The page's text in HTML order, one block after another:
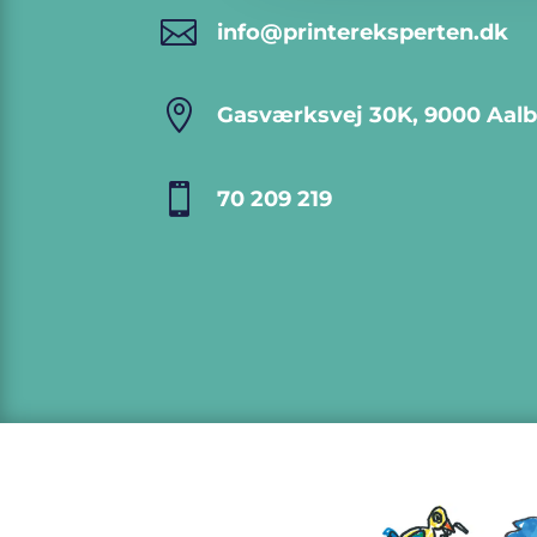
 info@printereksperten.dk
 Gasværksvej 30K, 9000
 70 209 219